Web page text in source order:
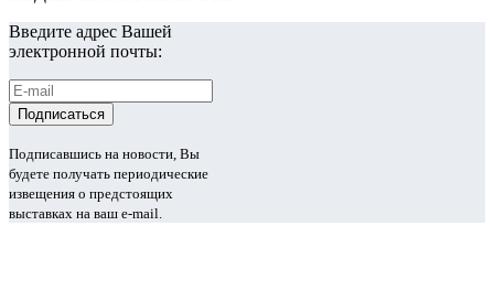
Введите адрес Вашей
электронной почты:
Подписавшись на новости, Вы
будете получать периодические
извещения о предстоящих
выставках на ваш e-mail.